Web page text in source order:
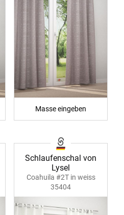
Masse eingeben
Schlaufenschal von
Lysel
Coahuila #2T in weiss
35404